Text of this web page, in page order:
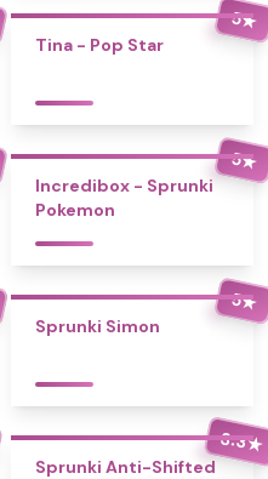
5★
Tina - Pop Star
5★
Incredibox - Sprunki
Pokemon
5★
Sprunki Simon
3.3★
Sprunki Anti-Shifted